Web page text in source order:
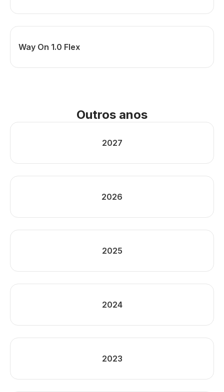
Way On 1.0 Flex
Outros anos
2027
2026
2025
2024
2023